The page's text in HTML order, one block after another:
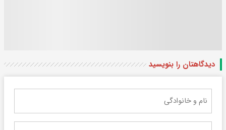
دیدگاهتان را بنویسید